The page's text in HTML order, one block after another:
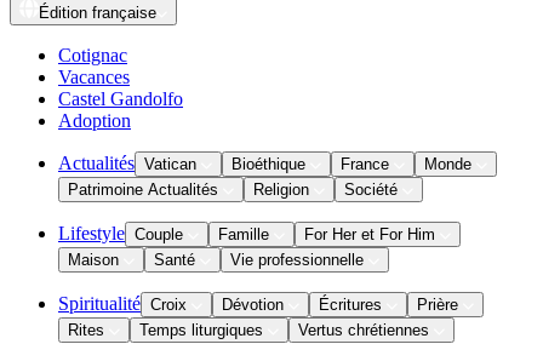
Édition française
Cotignac
Vacances
Castel Gandolfo
Adoption
Actualités Vatican Bioéthique France
Monde
Patrimoine Actualités
Religion Société
Lifestyle Couple Famille
For Her et For Him
Maison
Santé Vie professionnelle
Spiritualité Croix Dévotion Écritures
Prière
Rites
Temps liturgiques Vertus chrétiennes